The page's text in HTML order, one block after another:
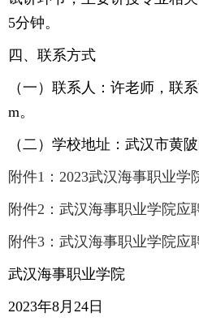
5分钟。
四、联系方式
（一）联系人：许老师，联
m。
（二）学校地址：武汉市黄
附件1：2023武汉海事职业学
附件2：武汉海事职业学院应
附件3：武汉海事职业学院应
武汉海事职业学院
2023年8月24日